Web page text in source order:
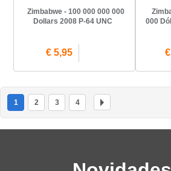
Zimbabwe - 100 000 000 000
Dollars 2008 P-64 UNC
€ 5,95
000
1 2 3 4